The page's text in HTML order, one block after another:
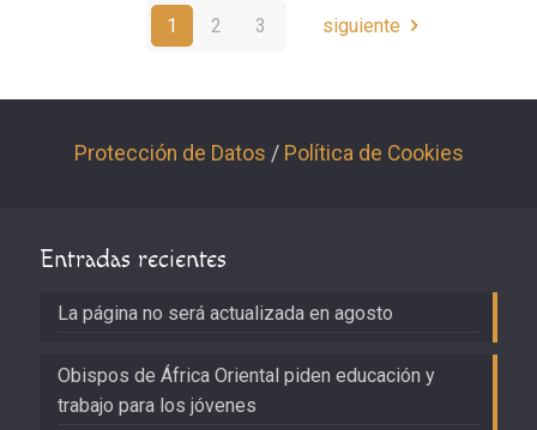
1 2 3 siguiente
Protección de Datos / Política de Cookies
Entradas recientes
La página no será actualizada en agosto
Obispos de África Oriental piden educación y
trabajo para los jóvenes